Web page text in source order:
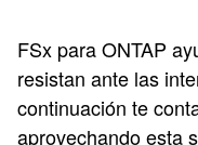
FSx para ONTAP
resistan ante las
continuación te
aprovechando esta